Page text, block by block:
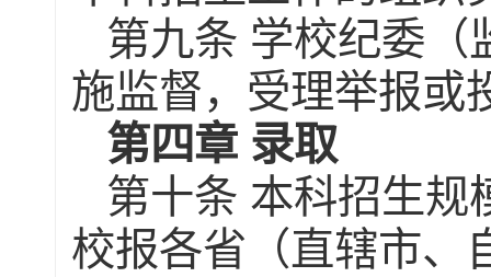
第九条 学校纪委（
施监督，受理举报或
第四章 录取
第十条 本科招生规
校报各省（直辖市、